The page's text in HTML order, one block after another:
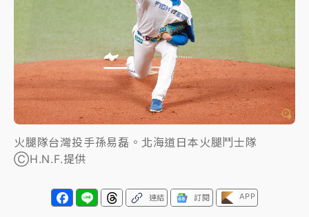
腳鐐提前奔靈堂畫面曝
處置制度大變革！ 證交所今起縮短股票「關禁閉」天
數與撮合時間
才續任就飛美國大學面試 清大校長高為元致歉：機會
到來時引起我的好奇
白海豚颱風解除海警 西南風來了！4縣市大雨特報、各
地午後雷雨
分析｜
火腿隊台灣投手孫易磊。北海道日本火腿鬥士隊
ⒸH.N.F.提供
連結 訂閱 APP